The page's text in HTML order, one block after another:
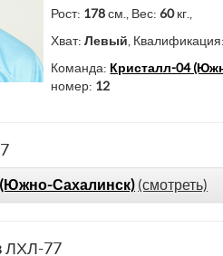
Рост: 178см., Вес:60кг.,
Хват:Левый ,
Команда: Кристалл-04
номер: 12
Сахалинск) (смотреть)
ЛХЛ-77